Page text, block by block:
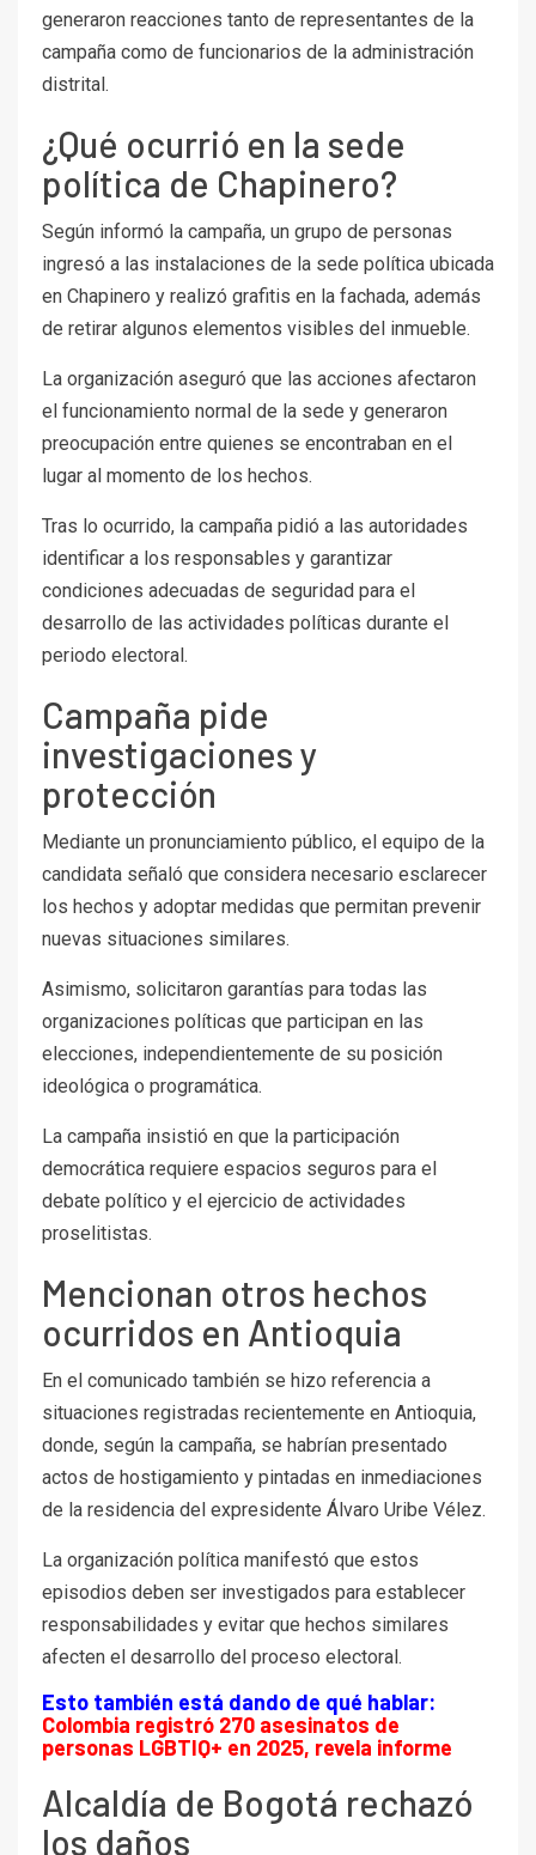
generaron reacciones tanto de representantes de la
campaña como de funcionarios de la administración
distrital.
¿Qué ocurrió en la sede
política de Chapinero?
Según informó la campaña, un grupo de personas
ingresó a las instalaciones de la sede política ubicada
en Chapinero y realizó grafitis en la fachada, además
de retirar algunos elementos visibles del inmueble.
La organización aseguró que las acciones afectaron
el funcionamiento normal de la sede y generaron
preocupación entre quienes se encontraban en el
lugar al momento de los hechos.
Tras lo ocurrido, la campaña pidió a las autoridades
identificar a los responsables y garantizar
condiciones adecuadas de seguridad para el
desarrollo de las actividades políticas durante el
periodo electoral.
Campaña pide
investigaciones y
protección
Mediante un pronunciamiento público, el equipo de la
candidata señaló que considera necesario esclarecer
los hechos y adoptar medidas que permitan prevenir
nuevas situaciones similares.
Asimismo, solicitaron garantías para todas las
organizaciones políticas que participan en las
elecciones, independientemente de su posición
ideológica o programática.
La campaña insistió en que la participación
democrática requiere espacios seguros para el
debate político y el ejercicio de actividades
proselitistas.
Mencionan otros hechos
ocurridos en Antioquia
En el comunicado también se hizo referencia a
situaciones registradas recientemente en Antioquia,
donde, según la campaña, se habrían presentado
actos de hostigamiento y pintadas en inmediaciones
de la residencia del expresidente Álvaro Uribe Vélez.
La organización política manifestó que estos
episodios deben ser investigados para establecer
responsabilidades y evitar que hechos similares
afecten el desarrollo del proceso electoral.
Esto también está dando de qué hablar:
Colombia registró 270 asesinatos de
personas LGBTIQ+ en 2025, revela informe
Alcaldía de Bogotá rechazó
los daños